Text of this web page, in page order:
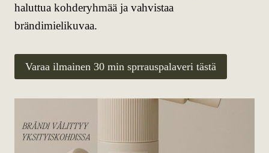
haluttua kohderyhmää ja vahvistaa
brändimielikuvaa.
Varaa ilmainen 30 min sprrauspalaveri tästä